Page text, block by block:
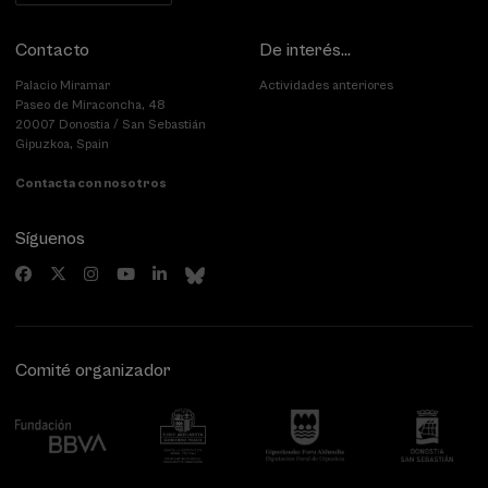
Contacto
Palacio Miramar
Paseo de Miraconcha, 48
20007 Donostia / San Sebastián
Gipuzkoa, Spain
Contacta con nosotros
De interés...
Actividades anteriores
Síguenos
Comité organizador